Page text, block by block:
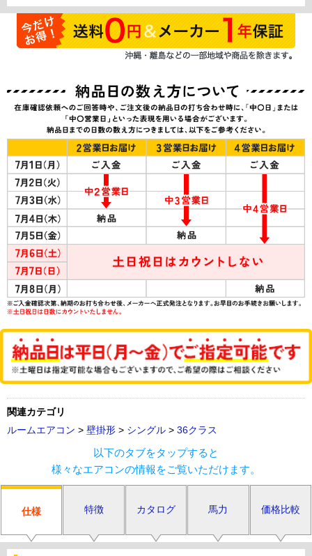
関連カテゴリ
ルームエアコン > 壁掛形 > シングル > 36クラス
以下のタブをタップすると
様々なエアコンの情報をご覧いただけます。
仕様 特徴 カタログ 馬力 価格比較